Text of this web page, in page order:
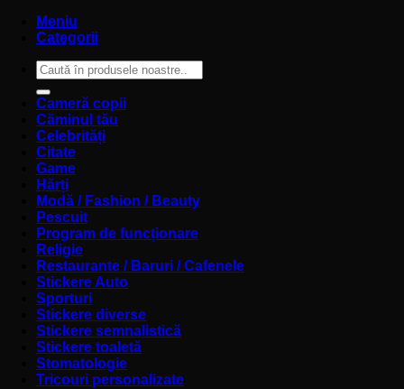
Meniu
Categorii
Caută
după:
Cameră copii
Căminul tău
Celebrități
Citate
Game
Hărți
Modă / Fashion / Beauty
Pescuit
Program de funcționare
Religie
Restaurante / Baruri / Cafenele
Stickere Auto
Sporturi
Stickere diverse
Stickere semnalistică
Stickere toaletă
Stomatologie
Tricouri personalizate